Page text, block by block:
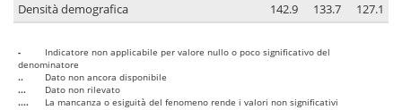
Densità demografica 142.9 133.7 127.1
-
Indicatore non applicabile per valore nullo o poco significativo del
denominatore
..
Dato non ancora disponibile
...
Dato non rilevato
....
La mancanza o esiguità del fenomeno rende i valori non significativi